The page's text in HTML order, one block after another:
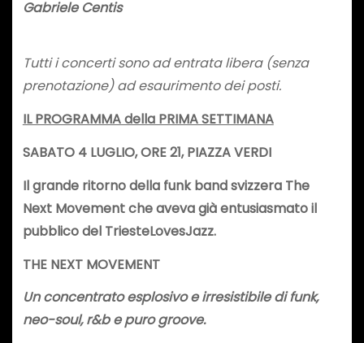
Gabriele Centis
Tutti i concerti sono ad entrata libera (senza
prenotazione) ad esaurimento dei posti.
IL PROGRAMMA della PRIMA SETTIMANA
SABATO 4 LUGLIO, ORE 21, PIAZZA VERDI
Il grande ritorno della funk band svizzera The
Next Movement che aveva già entusiasmato il
pubblico del TriesteLovesJazz.
THE NEXT MOVEMENT
Un concentrato esplosivo e irresistibile di funk,
neo-soul, r&b e puro groove.